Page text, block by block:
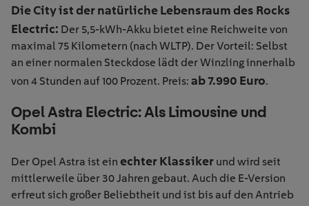
Die City ist der natürliche Lebensraum des Rocks
Electric: Der 5,5-kWh-Akku bietet eine Reichweite von
maximal 75 Kilometern (nach WLTP). Der Vorteil: Selbst
an einer normalen Steckdose lädt der Winzling innerhalb
von 4 Stunden auf 100 Prozent. Preis: ab 7.990 Euro.
Opel Astra Electric: Als Limousine und
Kombi
Der Opel Astra ist ein echter Klassiker und wird seit
mittlerweile über 30 Jahren gebaut. Auch die E-Version
erfreut sich großer Beliebtheit und ist bis auf den Antrieb